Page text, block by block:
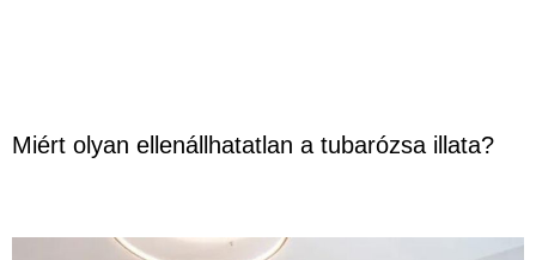
Miért olyan ellenállhatatlan a tubarózsa illata?